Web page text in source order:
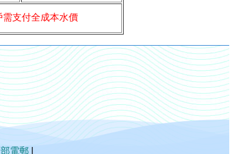
需支付全成本水價
電郵